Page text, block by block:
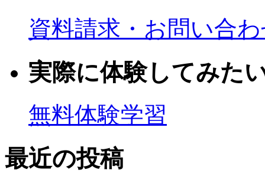
資料請求・お問い合
実際に体験してみた
無料体験学習
最近の投稿